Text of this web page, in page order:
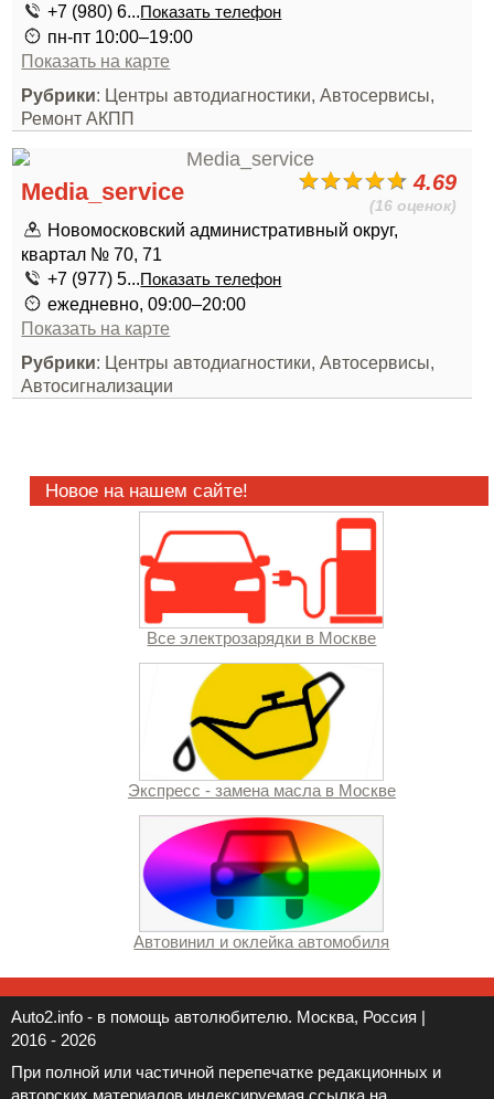
+7 (980) 6...Показать телефон
пн-пт 10:00–19:00
Показать на карте
Рубрики: Центры автодиагностики, Автосервисы,
Ремонт АКПП
4.69
(16 оценок)
Media_service
Новомосковский административный округ,
квартал № 70, 71
+7 (977) 5...Показать телефон
ежедневно, 09:00–20:00
Показать на карте
Рубрики: Центры автодиагностики, Автосервисы,
Автосигнализации
Новое на нашем сайте!
Все электрозарядки в Москве
Экспресс - замена масла в Москве
Автовинил и оклейка автомобиля
Auto2.info - в помощь автолюбителю. Москва, Россия |
2016 - 2026
При полной или частичной перепечатке редакционных и
авторских материалов индексируемая ссылка на